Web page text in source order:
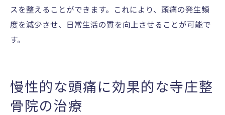
スを整えることができます。これにより、頭痛の発生頻
度を減少させ、日常生活の質を向上させることが可能で
す。
慢性的な頭痛に効果的な寺庄整
骨院の治療